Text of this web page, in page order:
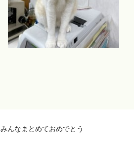
みんなまとめておめでとう